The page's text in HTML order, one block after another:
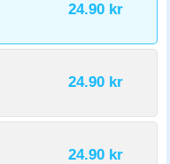
24.90 kr
24.90 kr
24.90 kr